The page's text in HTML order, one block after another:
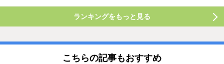
ランキングをもっと見る
こちらの記事もおすすめ